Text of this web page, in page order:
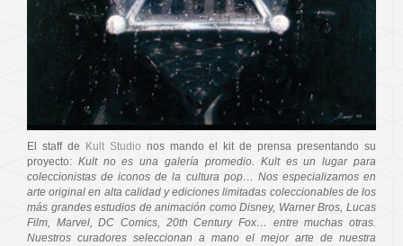
El staff de Kult Studio nos mando el kit de prensa presentando su
proyecto: Kult no es una galería promedio. Kult es un lugar para
coleccionistas de iconos de la cultura pop… Nos especializamos en
arte original en alta calidad y ediciones limitadas coleccionables de los
más grandes estudios de animación como Disney, Warner Bros, Lucas
Film, Marvel, DC Comics, 20th Century Fox… entre muchas otras.
Nuestros curadores seleccionan a mano el mejor arte de nuestra